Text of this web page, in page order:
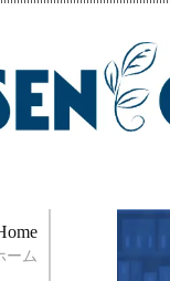
ーム